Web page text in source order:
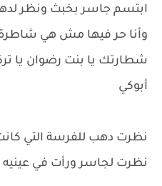
ابتسم جاسر بخبث ونظر
وأنا حر فيها مش هي
شطارتك يا بنت رضوان يا
أبوكي
نظرت دهب للفرسة التي
نظرت لجاسر ورأت في عينيه